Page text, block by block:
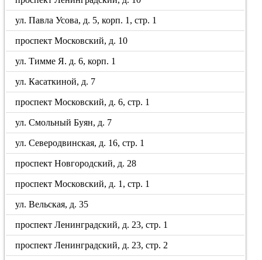
ул. Павла Усова, д. 5, корп. 1, стр. 1
проспект Московский, д. 10
ул. Тимме Я. д. 6, корп. 1
ул. Касаткиной, д. 7
проспект Московский, д. 6, стр. 1
ул. Смольный Буян, д. 7
ул. Северодвинская, д. 16, стр. 1
проспект Новгородский, д. 28
проспект Московский, д. 1, стр. 1
ул. Вельская, д. 35
проспект Ленинградский, д. 23, стр. 1
проспект Ленинградский, д. 23, стр. 2